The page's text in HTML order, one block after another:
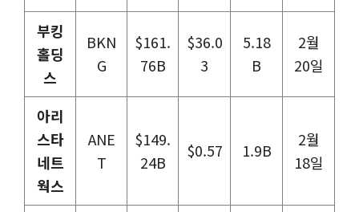
부킹
홀딩
스
BKN
G
$161.
76B
$36.0
3
5.18
B
2월
20일
아리
스타
네트
웍스
ANE
T
$149.
24B
$0.57 1.9B
2월
18일